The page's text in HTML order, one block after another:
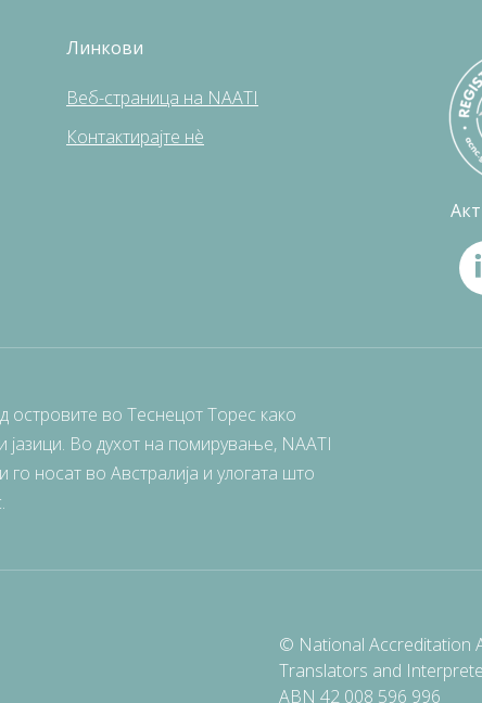
Линкови
Веб-страница на NAATI
Контактирајте нè
островите во Теснецот Торес како
јазици. Во духот на помирување, NAATI
носат во Австралија и улогата што
© National Accreditation
Translators and
ABN 42 008 596 996